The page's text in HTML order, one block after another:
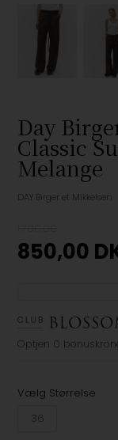
Day
Classic
Melange
DAY Birger et Mikkelsen
850,00
Optjen 0
Vælg Størrelse
36